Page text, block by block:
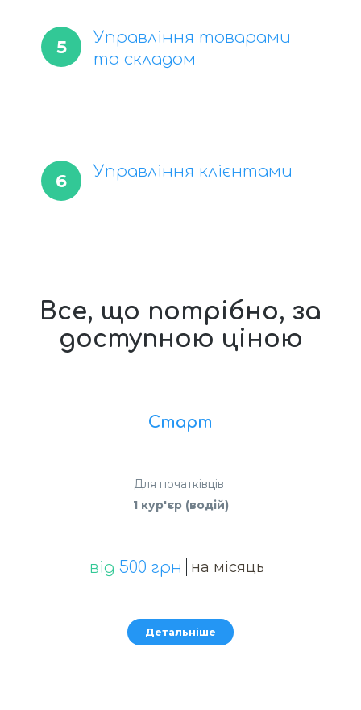
5
Управління товарами
та складом
6 Управління клієнтами
Все, що потрібно, за
доступною ціною
Старт
Для початківців
1 кур'єр (водій)
від 500 грн на місяць
Детальніше